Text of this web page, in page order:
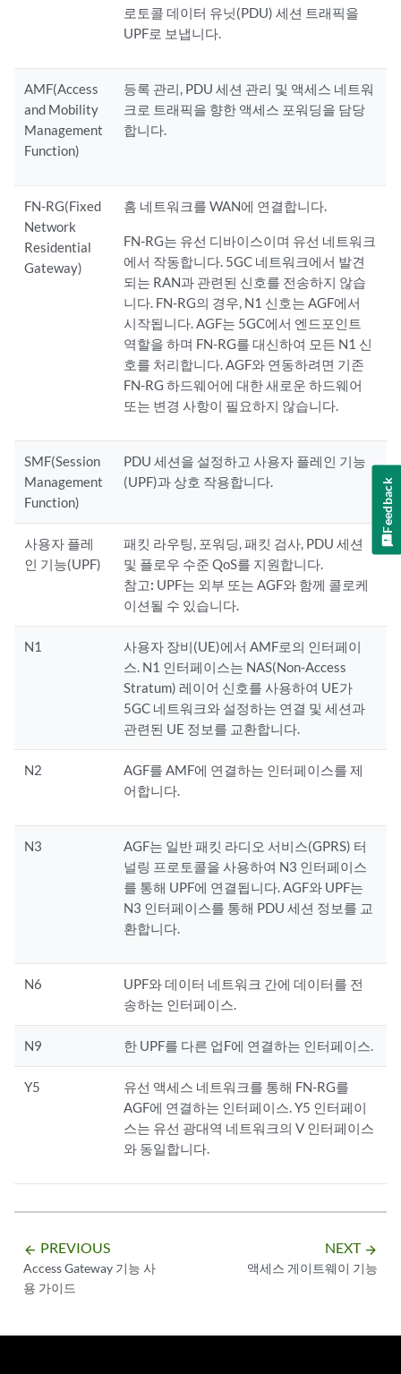
로토콜 데이터 유닛(PDU) 세션 트래픽을
UPF로 보냅니다.
AMF(Access
and Mobility
Management
Function)
등록 관리, PDU 세션 관리 및 액세스 네트워
크로 트래픽을 향한 액세스 포워딩을 담당
합니다.
FN-RG(Fixed
Network
Residential
Gateway)
홈 네트워크를 WAN에 연결합니다.
FN-RG는 유선 디바이스이며 유선 네트워크
에서 작동합니다. 5GC 네트워크에서 발견
되는 RAN과 관련된 신호를 전송하지 않습
니다. FN-RG의 경우, N1 신호는 AGF에서
시작됩니다. AGF는 5GC에서 엔드포인트
역할을 하며 FN-RG를 대신하여 모든 N1 신
호를 처리합니다. AGF와 연동하려면 기존
FN-RG 하드웨어에 대한 새로운 하드웨어
또는 변경 사항이 필요하지 않습니다.
SMF(Session
Management
Function)
PDU 세션을 설정하고 사용자 플레인 기능
(UPF)과 상호 작용합니다.
사용자 플레
인 기능(UPF)
패킷 라우팅, 포워딩, 패킷 검사, PDU 세션
및 플로우 수준 QoS를 지원합니다.
참고: UPF는 외부 또는 AGF와 함께 콜로케
이션될 수 있습니다.
N1
사용자 장비(UE)에서 AMF로의 인터페이
스. N1 인터페이스는 NAS(Non-Access
Stratum) 레이어 신호를 사용하여 UE가
5GC 네트워크와 설정하는 연결 및 세션과
관련된 UE 정보를 교환합니다.
N2
AGF를 AMF에 연결하는 인터페이스를 제
어합니다.
N3
AGF는 일반 패킷 라디오 서비스(GPRS) 터
널링 프로토콜을 사용하여 N3 인터페이스
를 통해 UPF에 연결됩니다. AGF와 UPF는
N3 인터페이스를 통해 PDU 세션 정보를 교
환합니다.
N6
UPF와 데이터 네트워크 간에 데이터를 전
송하는 인터페이스.
N9 한 UPF를 다른 업F에 연결하는 인터페이스.
Y5
유선 액세스 네트워크를 통해 FN-RG를
AGF에 연결하는 인터페이스. Y5 인터페이
스는 유선 광대역 네트워크의 V 인터페이스
와 동일합니다.
arrow_backward PREVIOUS
Access Gateway 기능 사
용 가이드
NEXT arrow_forward
액세스 게이트웨이 기능
Feedback